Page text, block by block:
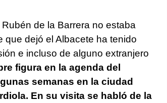
de la Barrera no estaba
que dejó el Albacete ha tenido
e incluso de alguno extranjero
figura en la agenda del
semanas en la ciudad
En su visita se habló de la